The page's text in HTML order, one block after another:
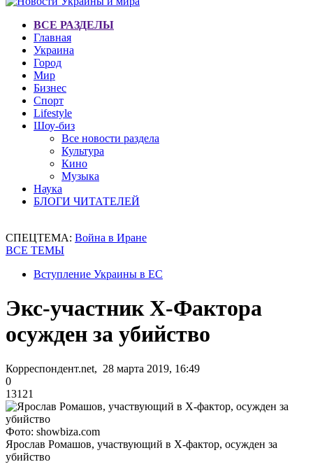
ВСЕ РАЗДЕЛЫ
Главная
Украина
Город
Мир
Бизнес
Спорт
Lifestyle
Шоу-биз
Все новости раздела
Культура
Кино
Музыка
Наука
БЛОГИ ЧИТАТЕЛЕЙ
СПЕЦТЕМА: Война в Иране
ВСЕ ТЕМЫ
Вступление Украины в ЕС
Экс-участник Х-Фактора
осужден за убийство
Корреспондент.net, 28 марта 2019, 16:49
0
13121
Фото: showbiza.com
Ярослав Ромашов, участвующий в Х-фактор, осужден за
убийство